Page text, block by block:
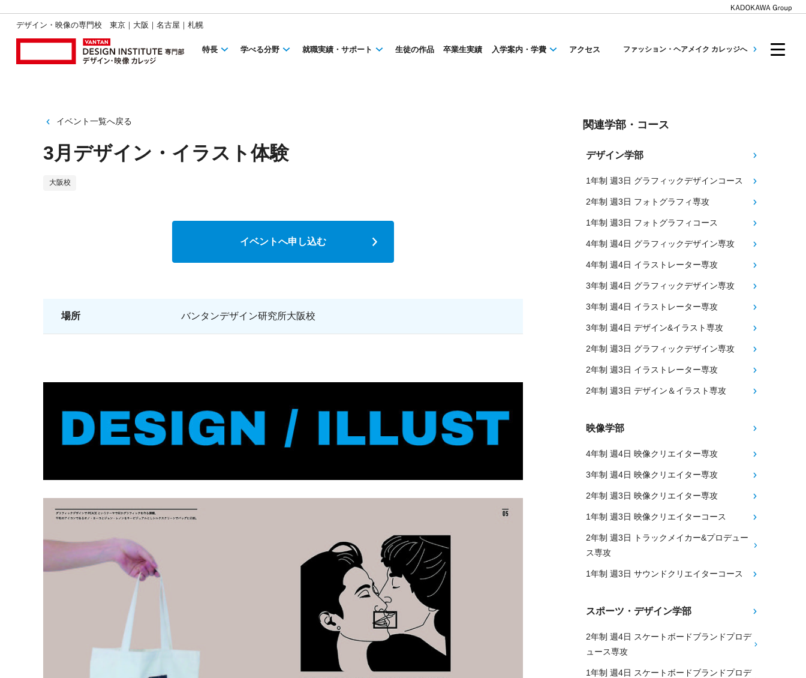
デザイン・映像の専門校 東京｜大阪｜名古屋｜札幌
特長 学べる分野 就職実績・サポート 生徒の作品 卒業生実績 入学案内・学費 アクセス ファッション・ヘアメイク カレッジへ
イベント一覧へ戻る
3月デザイン・イラスト体験
大阪校
イベントへ申し込む
場所 バンタンデザイン研究所大阪校
関連学部・コース
デザイン学部
1年制 週3日 グラフィックデザインコース
2年制 週3日 フォトグラフィ専攻
1年制 週3日 フォトグラフィコース
4年制 週4日 グラフィックデザイン専攻
4年制 週4日 イラストレーター専攻
3年制 週4日 グラフィックデザイン専攻
3年制 週4日 イラストレーター専攻
3年制 週4日 デザイン&イラスト専攻
2年制 週3日 グラフィックデザイン専攻
2年制 週3日 イラストレーター専攻
2年制 週3日 デザイン＆イラスト専攻
映像学部
4年制 週4日 映像クリエイター専攻
3年制 週4日 映像クリエイター専攻
2年制 週3日 映像クリエイター専攻
1年制 週3日 映像クリエイターコース
2年制 週3日 トラックメイカー&プロデュー
ス専攻
1年制 週3日 サウンドクリエイターコース
スポーツ・デザイン学部
2年制 週4日 スケートボードブランドプロデ
ュース専攻
1年制 週4日 スケートボードブランドプロデ